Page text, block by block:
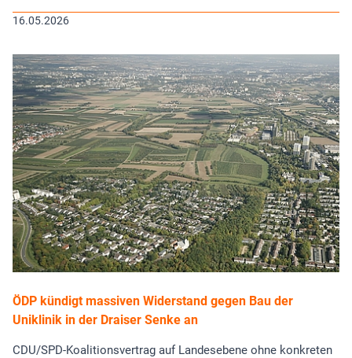
16.05.2026
ÖDP kündigt massiven Widerstand gegen Bau der
Uniklinik in der Draiser Senke an
CDU/SPD-Koalitionsvertrag auf Landesebene ohne konkreten